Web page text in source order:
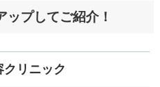
ップしてご紹介！
クリニック